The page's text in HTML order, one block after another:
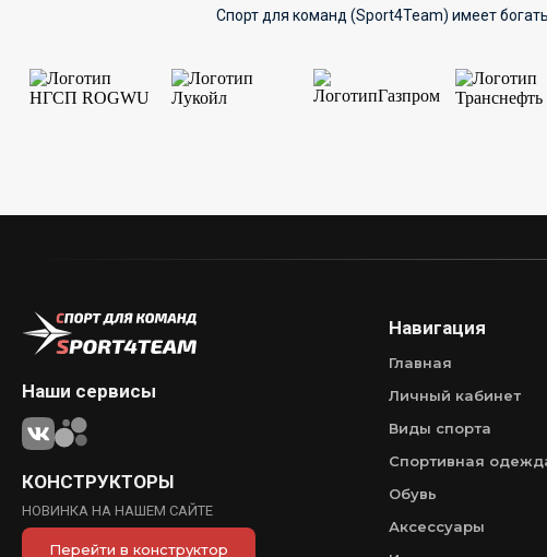
Спорт для команд (Sport4Team) имеет
Наши сервисы
КОНСТРУКТОРЫ
НОВИНКА НА НАШЕМ САЙТЕ
Перейти в конструктор
Навигация
Главная
Личный кабинет
Виды спорта
Спортивная
Обувь
Аксессуары